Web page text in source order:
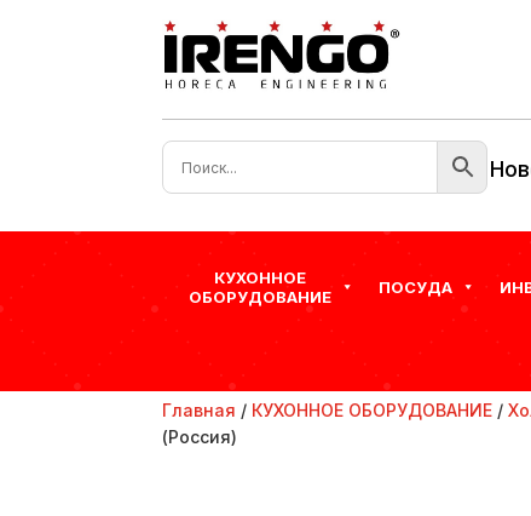
КУХОННОЕ
ОБОРУДОВАНИЕ
ПОСУДА
Главная / КУХОННОЕ ОБОРУДОВАНИЕ /
(Россия)